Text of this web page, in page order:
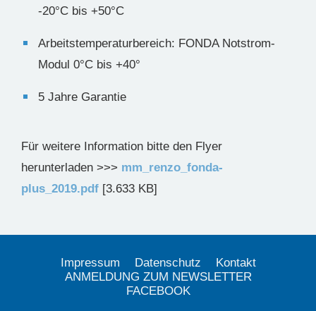
-20°C bis +50°C
Arbeitstemperaturbereich: FONDA Notstrom-
Modul 0°C bis +40°
5 Jahre Garantie
Für weitere Information bitte den Flyer
herunterladen >>> mm_renzo_fonda-
plus_2019.pdf [3.633 KB]
Impressum Datenschutz
Kontakt
ANMELDUNG ZUM NEWSLETTER
FACEBOOK